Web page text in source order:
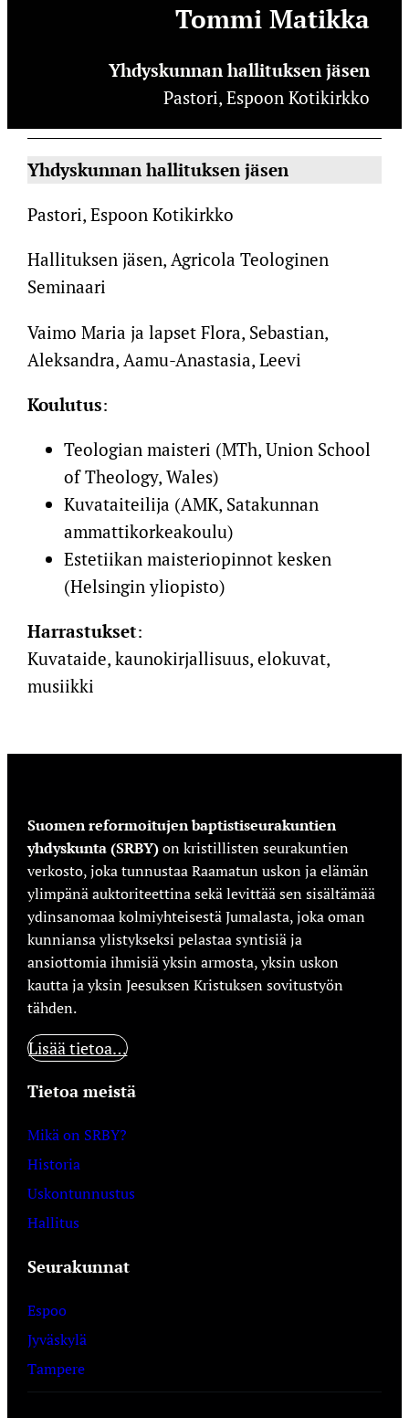
Tommi Matikka
Yhdyskunnan hallituksen jäsen
Pastori, Espoon Kotikirkko
Yhdyskunnan hallituksen jäsen
Pastori, Espoon Kotikirkko
Hallituksen jäsen, Agricola Teologinen
Seminaari
Vaimo Maria ja lapset Flora, Sebastian,
Aleksandra, Aamu-Anastasia, Leevi
Koulutus:
Teologian maisteri (MTh, Union School
of Theology, Wales)
Kuvataiteilija (AMK, Satakunnan
ammattikorkeakoulu)
Estetiikan maisteriopinnot kesken
(Helsingin yliopisto)
Harrastukset:
Kuvataide, kaunokirjallisuus, elokuvat,
musiikki
Suomen reformoitujen baptistiseurakuntien
yhdyskunta (SRBY)on kristillisten seurakuntien
verkosto, joka tunnustaa Raamatun uskon ja elämän
ylimpänä auktoriteettina sekä levittää sen sisältämää
ydinsanomaa kolmiyhteisestä Jumalasta, joka oman
kunniansa ylistykseksi pelastaa syntisiä ja
ansiottomia ihmisiä yksin armosta, yksin uskon
kautta ja yksin Jeesuksen Kristuksen sovitustyön
tähden.
Lisää tietoa…
Tietoa meistä
Mikä on SRBY?
Historia
Uskontunnustus
Hallitus
Seurakunnat
Espoo
Jyväskylä
Tampere